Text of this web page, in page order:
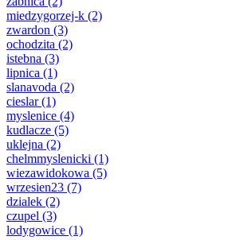
miedzygorzej-k (2)
zwardon (3)
ochodzita (2)
istebna (3)
lipnica (1)
slanavoda (2)
cieslar(1)
myslenice (4)
kudlacze (5)
uklejna (2)
chelmmyslenicki (1)
wiezawidokowa (5)
wrzesien23 (7)
dzialek (2)
czupel (3)
lodygowice (1)